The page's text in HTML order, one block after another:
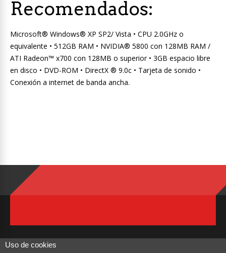
Recomendados:
Microsoft® Windows® XP SP2/ Vista • CPU 2.0GHz o
equivalente • 512GB RAM • NVIDIA® 5800 con 128MB RAM /
ATI Radeon™ x700 con 128MB o superior • 3GB espacio libre
en disco • DVD-ROM • DirectX ® 9.0c • Tarjeta de sonido •
Conexión a internet de banda ancha.
Uso de cookies